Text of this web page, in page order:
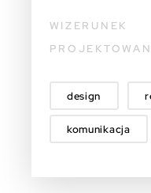
WIZERUNEK
design
komunikacja